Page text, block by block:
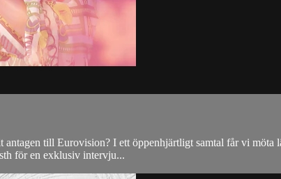
till Eurovision? I ett öppenhjärtligt samtal får vi möta
för en exklusiv intervju...